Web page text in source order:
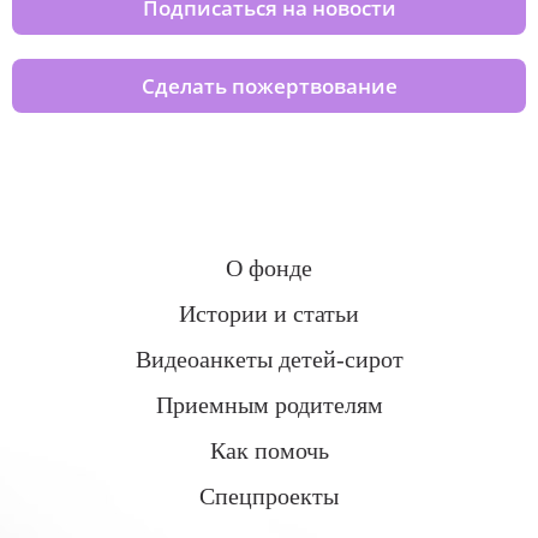
Подписаться на новости
Сделать пожертвование
О фонде
Истории и статьи
Видеоанкеты детей-сирот
Приемным родителям
Как помочь
Спецпроекты